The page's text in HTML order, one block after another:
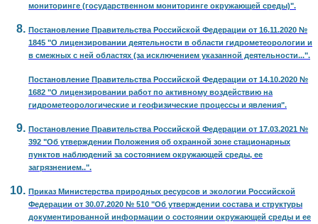
мониторинге (государственном мониторинге окружающей среды)".
Постановление Правительства Российской Федерации от 16.11.2020 №
1845 "О лицензировании деятельности в области гидрометеорологии и
в смежных с ней областях (за исключением указанной деятельности...".
Постановление Правительства Российской Федерации от 14.10.2020 №
1682 "О лицензировании работ по активному воздействию на
гидрометеорологические и геофизические процессы и явления".
Постановление Правительства Российской Федерации от 17.03.2021 №
392 "Об утверждении Положения об охранной зоне стационарных
пунктов наблюдений за состоянием окружающей среды, ее
загрязнением..".
Приказ Министерства природных ресурсов и экологии Российской
Федерации от 30.07.2020 № 510 "Об утверждении состава и структуры
документированной информации о состоянии окружающей среды и ее